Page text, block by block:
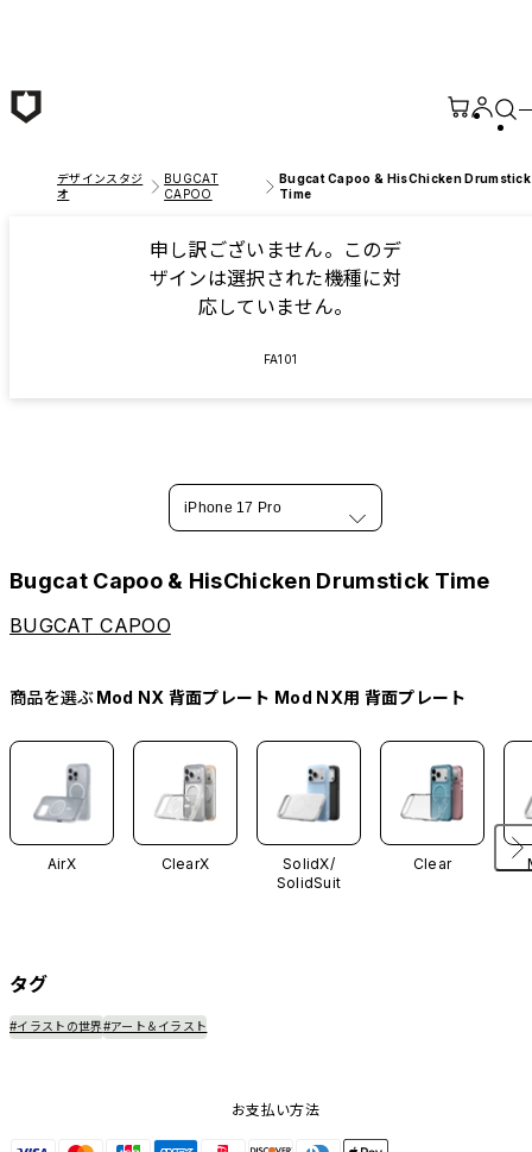
デザインスタジ
オ
BUGCAT
CAPOO
Bugcat Capoo & HisChicken Drumstick
Time
申し訳ございません。このデ
ザインは選択された機種に対
応していません。
FA101
iPhone 17 Pro
Bugcat Capoo & HisChicken Drumstick Time
BUGCAT CAPOO
商品を選ぶMod NX 背面プレート Mod NX用 背面プレート
AirX ClearX
SolidX/
SolidSuit
Clear
タグ
#イラストの世界#アート＆イラスト
お支払い方法